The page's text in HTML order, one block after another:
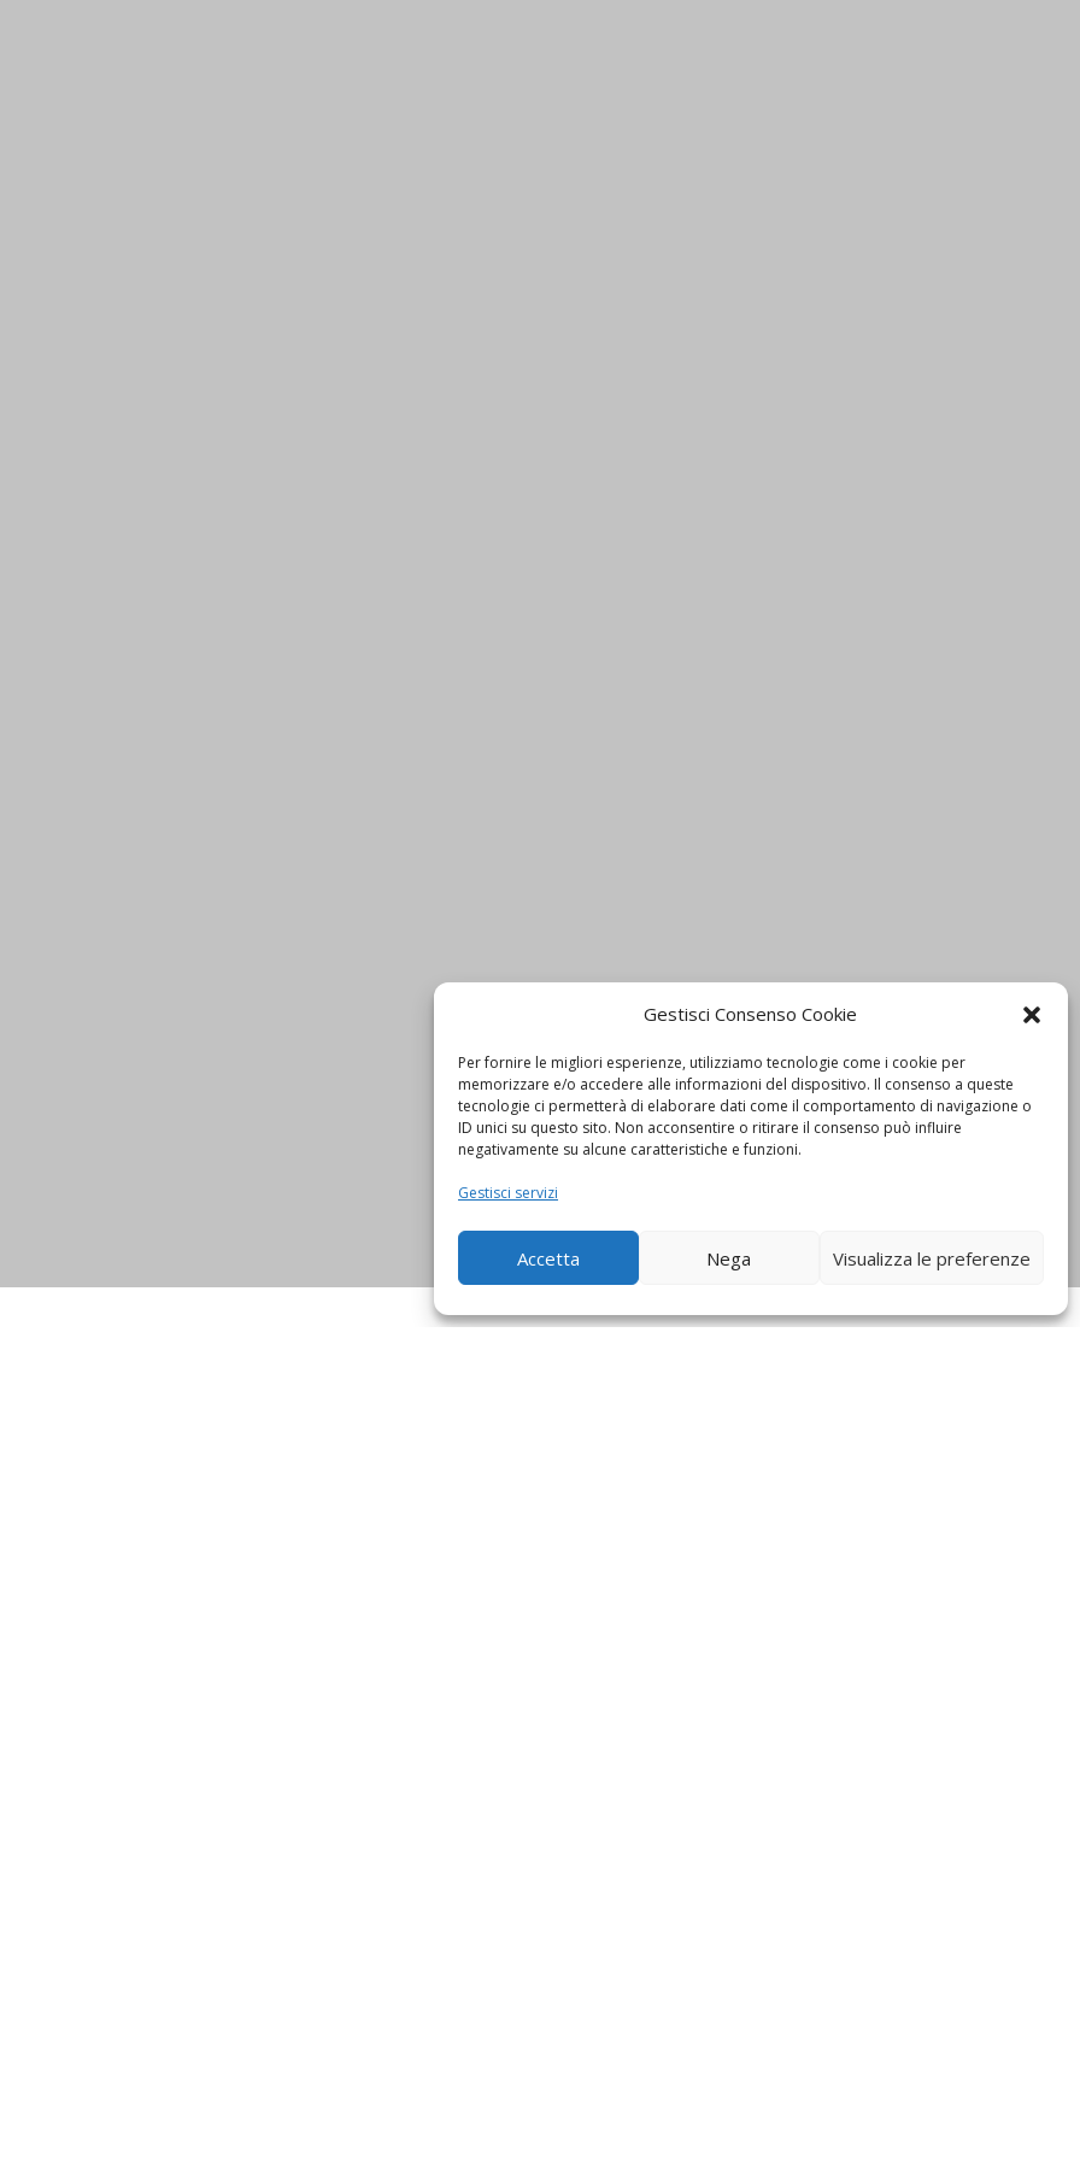
Gestisci Consenso Cookie
Per fornire le migliori esperienze, utilizziamo tecnologie come i cookie per
memorizzare e/o accedere alle informazioni del dispositivo. Il consenso a queste
tecnologie ci permetterà di elaborare dati come il comportamento di navigazione o
ID unici su questo sito. Non acconsentire o ritirare il consenso può influire
negativamente su alcune caratteristiche e funzioni.
Gestisci servizi
Accetta Nega Visualizza le preferenze